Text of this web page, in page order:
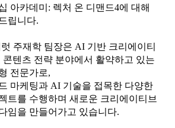
아카데미: 렉처 온 디맨드4에 대해
립니다.
주재학 팀장은 AI 기반 크리에이티
콘텐츠 전략 분야에서 활약하고 있는
전문가로,
마케팅과 AI 기술을 접목한 다양한
트를 수행하며 새로운 크리에이티브
임을 만들어가고 있습니다.